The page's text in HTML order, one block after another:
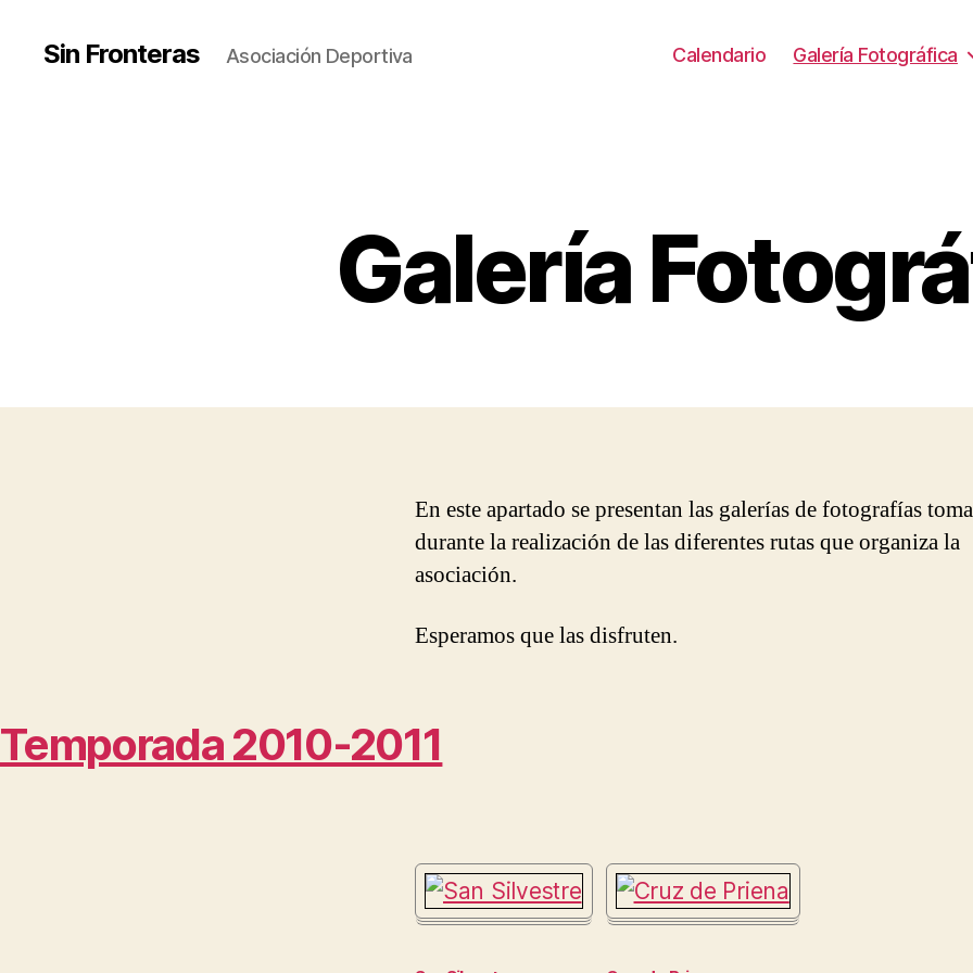
Sin Fronteras Asociación Deportiva Calendario Galería Fotográfica
Galería
En este apartado se presentan las galerías de fotografías
durante la realización de las diferentes rutas que organiza la
asociación.
Esperamos que las disfruten.
Temporada 2010-2011